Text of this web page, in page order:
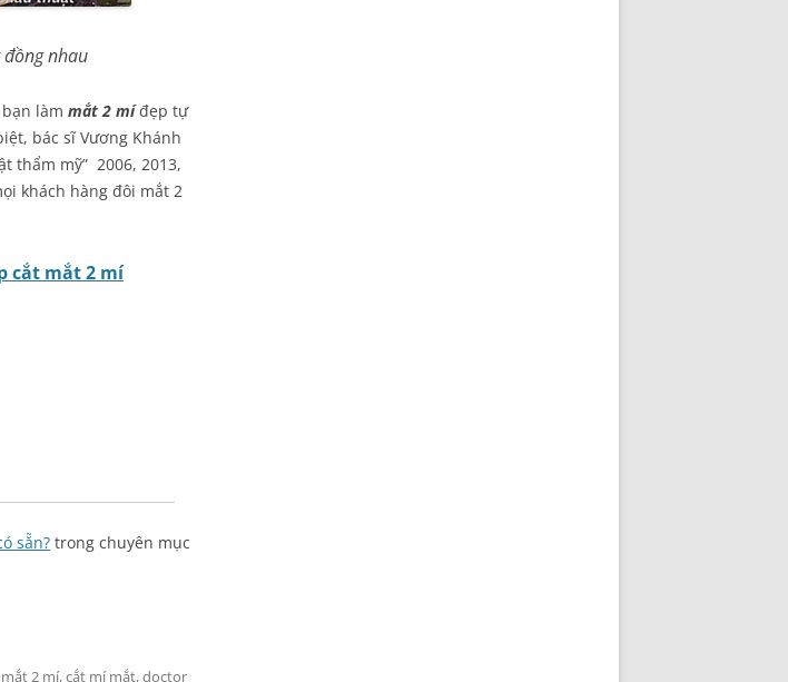
nhau
làm mắt 2 míđẹp tự
bác sĩ Vương Khánh
thẩm mỹ” 2006, 2013,
khách hàng đôi mắt 2
cắt mắt 2 mí
sẵn? trong chuyên mục
2 mí,cắt mí mắt,doctor